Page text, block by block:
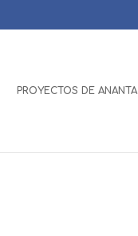
PROYECTOS DE ANANTA